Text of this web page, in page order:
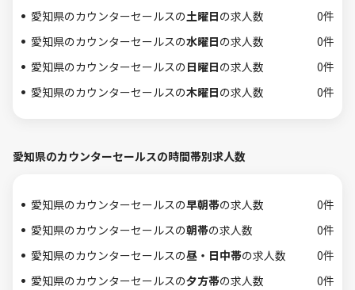
愛知県のカウンターセールスの土曜日の求人数
0件
愛知県のカウンターセールスの水曜日の求人数
0件
愛知県のカウンターセールスの日曜日の求人数
0件
愛知県のカウンターセールスの木曜日の求人数 0件
愛知県のカウンターセールスの時間帯別求人数
愛知県のカウンターセールスの早朝帯の求人数
0件
愛知県のカウンターセールスの朝帯の求人数
0件
愛知県のカウンターセールスの昼・日中帯の求人数
0件
愛知県のカウンターセールスの夕方帯の求人数
0件